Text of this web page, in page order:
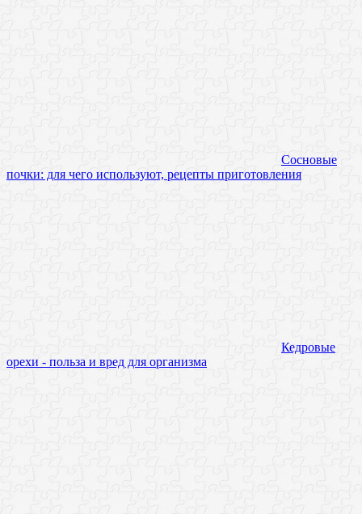
Сосновые
почки: для чего используют, рецепты приготовления
Кедровые
орехи - польза и вред для организма